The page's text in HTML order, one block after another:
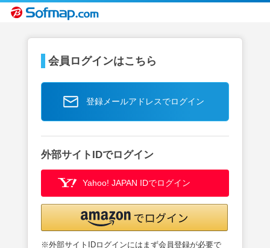
会員ログインはこちら
登録メールアドレスでログイン
外部サイトIDでログイン
Yahoo! JAPAN IDでログイン
※外部サイトIDログインにはまず会員登録が必要で